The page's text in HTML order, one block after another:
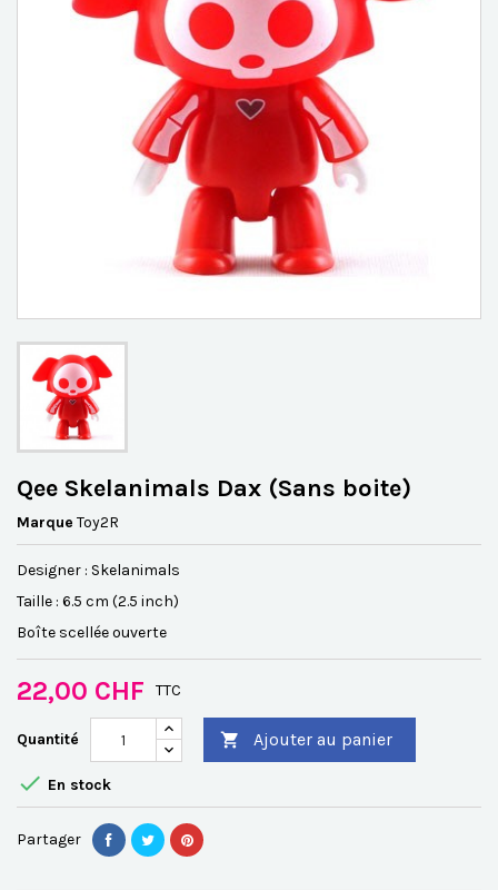
Qee Skelanimals Dax (Sans boite)
Marque Toy2R
Designer : Skelanimals
Taille : 6.5 cm (2.5 inch)
Boîte scellée ouverte
22,00 CHF TTC
Quantité  Ajouter au panier
 En stock
Partager